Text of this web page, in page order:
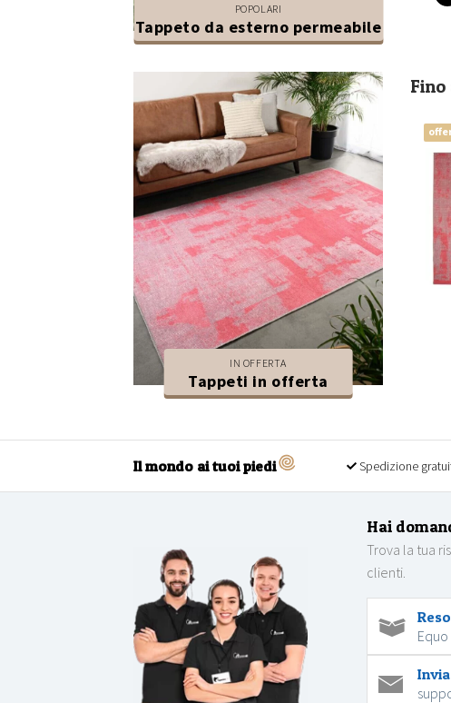
POPOLARI
Tappeto da esterno permeabile
IN OFFERTA
Tappeti in offerta
Fino
Il mondo ai tuoi piedi Spedizione
Hai
Trova la tua
clienti.
Reso